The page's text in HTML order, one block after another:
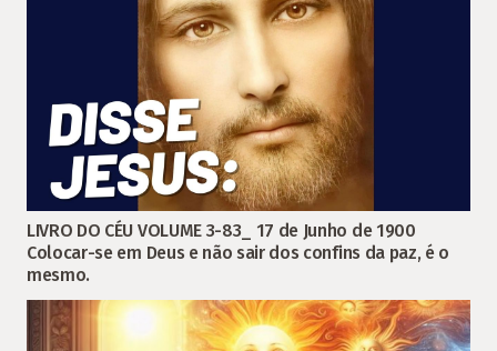
LIVRO DO CÉU VOLUME 3-83_ 17 de Junho de 1900
Colocar-se em Deus e não sair dos confins da paz, é o
mesmo.